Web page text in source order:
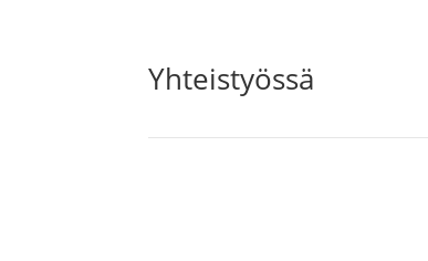
Yhteistyössä